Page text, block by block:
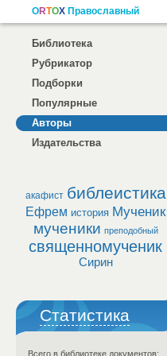
Библиотека
Рубрикатор
Подборки
Популярные
Авторы
Издательства
акафист библеистика
Ефрем история Мученик
мученики преподобный
священномученик
Сирин
Статистика
Всего в библиотеке документов: